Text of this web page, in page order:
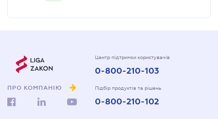
ПРО КОМПАНІЮ
Центр підтримки користувачів
0-800-210-103
Підбір продуктів та рішень
0-800-210-102